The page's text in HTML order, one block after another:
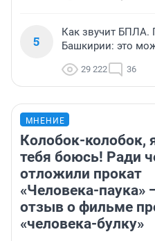
5
Как звучит БПЛА.
Башкирии: это
29 222 36
МНЕНИЕ
Колобок-колобок,
тебя боюсь! Ради
отложили прокат
«Человека-паука»
отзыв о фильме
«человека-булку»